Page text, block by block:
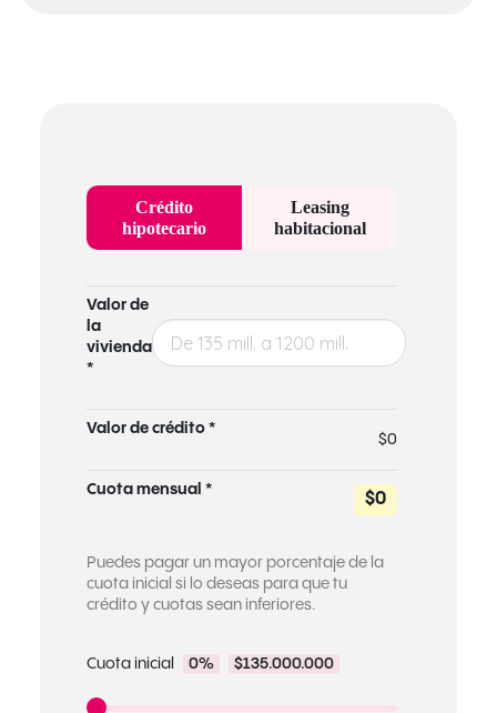
Crédito
hipotecario
Leasing
habitacional
Valor de
la
vivienda
*
Valor de crédito *
$0
Cuota mensual *
$0
Puedes pagar un mayor porcentaje de la
cuota inicial si lo deseas para que tu
crédito y cuotas sean inferiores.
Cuota inicial 0% $135.000.000